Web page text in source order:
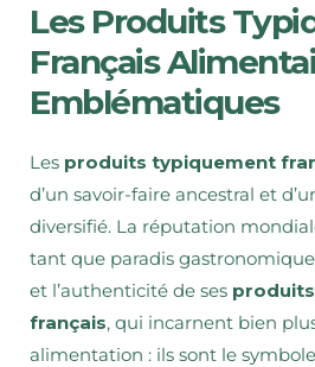
Les Produits
Français
Emblématiques
Les produits typiquement
d’un savoir-faire ancestral et
diversifié. La réputation
tant que paradis
et l’authenticité de ses
français, qui incarnent bien
alimentation : ils sont le symbole